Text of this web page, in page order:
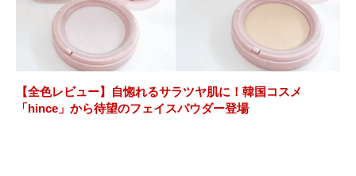
【全色レビュー】自惚れるサラツヤ肌に！韓国コスメ
「hince」から待望のフェイスパウダー登場